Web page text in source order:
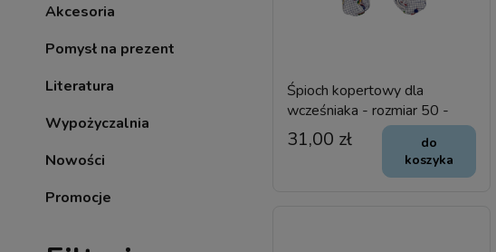
Akcesoria
Pomysł na prezent
Literatura
Wypożyczalnia
Nowości
Promocje
Śpioch kopertowy dla
wcześniaka - rozmiar 50 -
welur
31,00 zł
do
koszyka